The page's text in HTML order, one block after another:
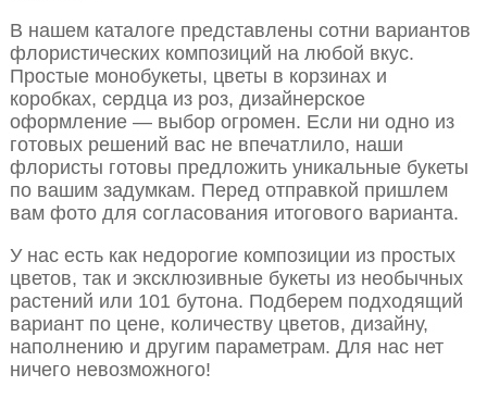
В нашем каталоге представлены сотни вариантов
флористических композиций на любой вкус.
Простые монобукеты, цветы в корзинах и
коробках, сердца из роз, дизайнерское
оформление — выбор огромен. Если ни одно из
готовых решений вас не впечатлило, наши
флористы готовы предложить уникальные букеты
по вашим задумкам. Перед отправкой пришлем
вам фото для согласования итогового варианта.
У нас есть как недорогие композиции из простых
цветов, так и эксклюзивные букеты из необычных
растений или 101 бутона. Подберем подходящий
вариант по цене, количеству цветов, дизайну,
наполнению и другим параметрам. Для нас нет
ничего невозможного!